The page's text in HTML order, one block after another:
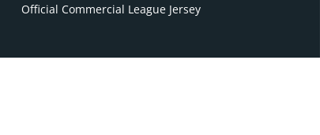
Official Commercial League Jersey